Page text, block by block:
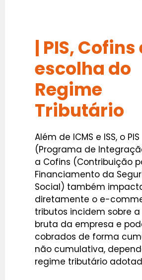
| PIS, Cofins
escolha do
Regime
Tributário
Além de ICMS e ISS, o PIS
(Programa de
a Cofins (Contribuição
Financiamento da
Social) também
diretamente o e-
tributos incidem sobre
bruta da empresa e
cobrados de forma
não cumulativa,
regime tributário